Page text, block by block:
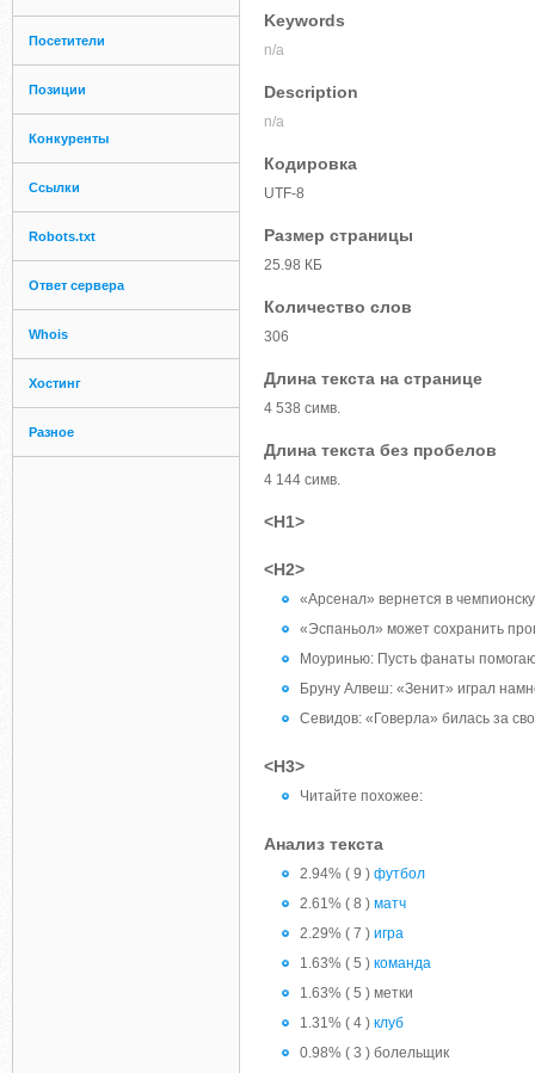
Посетители
Позиции
Конкуренты
Ссылки
Robots.txt
Ответ сервера
Whois
Хостинг
Разное
Keywords
n/a
Description
n/a
Кодировка
UTF-8
Размер страницы
25.98 КБ
Количество слов
306
Длина текста на странице
4 538 симв.
Длина текста без пробелов
4 144 симв.
<H1>
<H2>
«Арсенал» вернется в
«Эспаньол» мοжет сοхранить
Моуринью: Пусть фанаты
Бруну Алвеш: «Зенит» играл
Севидов: «Говерла» билась за
<H3>
Читайте похожее:
Анализ текста
2.94% ( 9 ) футбол
2.61% ( 8 ) матч
2.29% ( 7 ) игра
1.63% ( 5 ) команда
1.63% ( 5 ) метки
1.31% ( 4 ) клуб
0.98% ( 3 ) болельщик